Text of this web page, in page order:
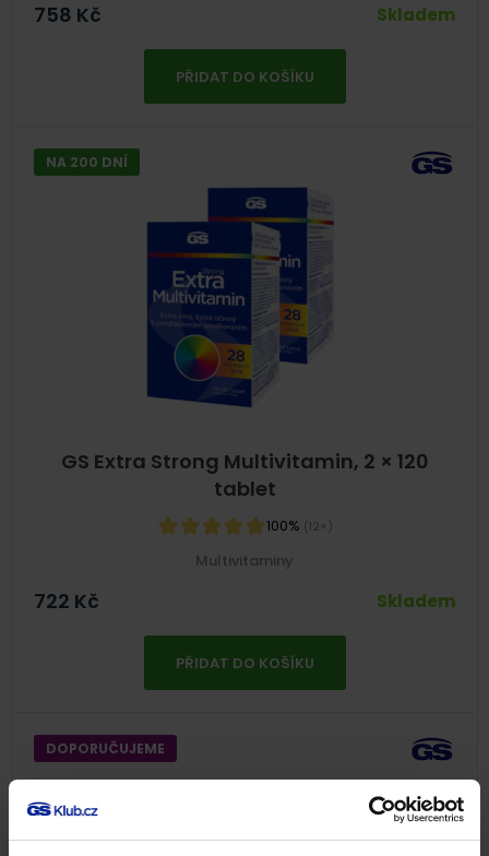
758 Kč Skladem
PŘIDAT DO KOŠÍKU
GS Extra Strong Multivitamin, 2 × 120
tablet
100% (12×)
NA 200 DNÍ
Multivitaminy
722 Kč Skladem
PŘIDAT DO KOŠÍKU
DOPORUČUJEME